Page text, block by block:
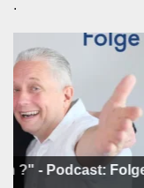
.
Folge 7